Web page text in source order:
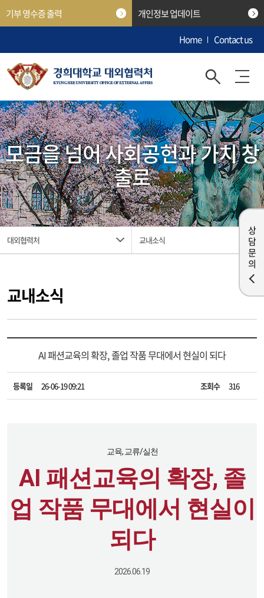
기부 영수증 출력 개인정보 업데이트
Home Contact us
상담 문의
모금을 넘어 사회공헌과 가치 창
출로
대외협력처 교내소식
교내소식
AI 패션교육의 확장, 졸업 작품 무대에서 현실이 되다
등록일 26-06-19 09:21 조회수 316
교육, 교류/실천
AI 패션교육의 확장, 졸
업 작품 무대에서 현실이
되다
2026.06.19